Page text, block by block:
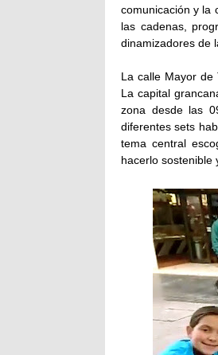
comunicación y la
las cadenas,
dinamizadores de
La calle Mayor de
La capital
zona desde las
diferentes sets
tema central
hacerlo sostenible